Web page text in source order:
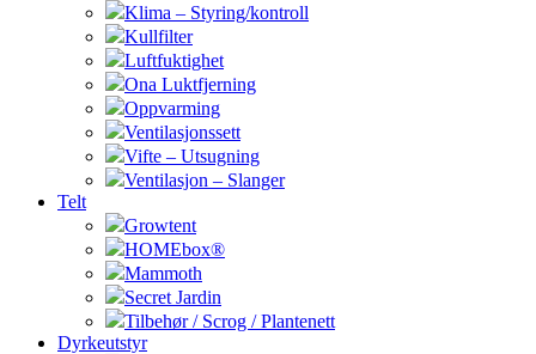
Klima – Styring/kontroll
Kullfilter
Luftfuktighet
Ona Luktfjerning
Oppvarming
Ventilasjonssett
Vifte – Utsugning
Ventilasjon – Slanger
Telt
Growtent
HOMEbox®
Mammoth
Secret Jardin
Tilbehør / Scrog / Plantenett
Dyrkeutstyr